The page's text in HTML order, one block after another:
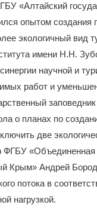
«Алтайский
опытом создания
экологичный вид
имени Н.Н.
научной и
работ и
о планах по
две
ФГБУ
Крым» Андрей
потока в
нагрузкой.